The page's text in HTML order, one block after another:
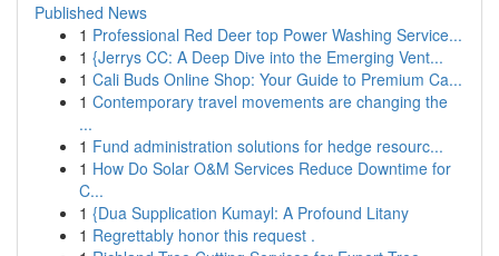
Published News
1 Professional Red Deer top Power Washing Service...
1 {Jerrys CC: A Deep Dive into the Emerging Vent...
1 Cali Buds Online Shop: Your Guide to Premium Ca...
1 Contemporary travel movements are changing the
...
1 Fund administration solutions for hedge resourc...
1 How Do Solar O&M Services Reduce Downtime for
C...
1 {Dua Supplication Kumayl: A Profound Litany
1 Regrettably honor this request .